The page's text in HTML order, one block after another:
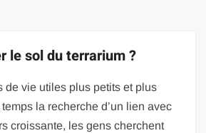
le sol du terrarium ?
de vie utiles plus petits et plus
la recherche d’un lien avec
croissante, les gens cherchent